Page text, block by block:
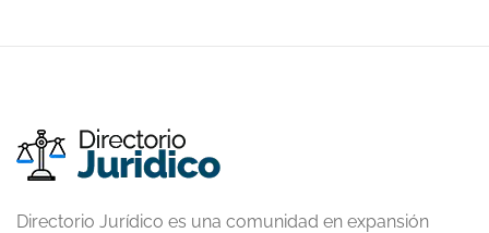
Directorio Jurídico es una comunidad en expansión